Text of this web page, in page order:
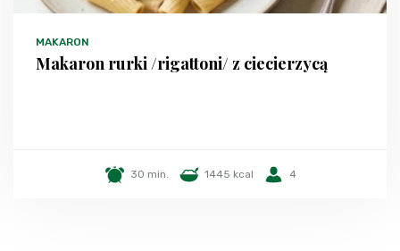
MAKARON
Makaron rurki /rigattoni/ z ciecierzycą
30 min. 1445 kcal 4